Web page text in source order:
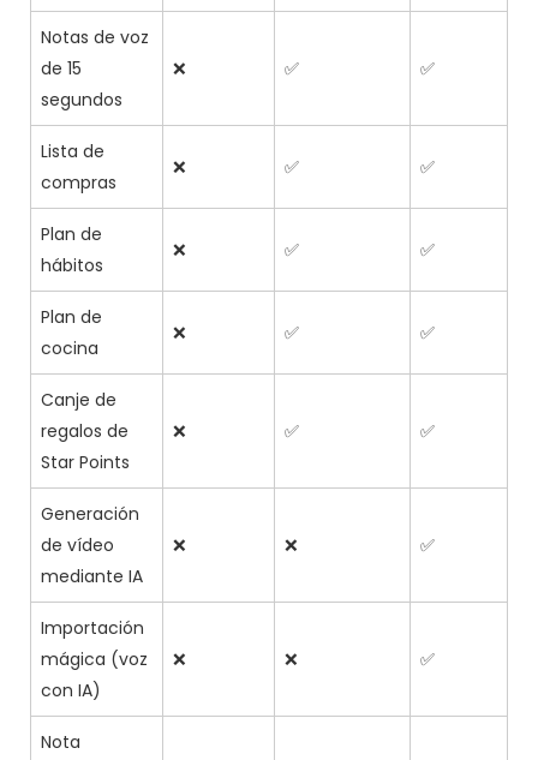
Notas de voz
de 15
segundos
❌ ✅ ✅
Lista de
compras
❌ ✅ ✅
Plan de
hábitos
❌ ✅ ✅
Plan de
cocina
❌ ✅ ✅
Canje de
regalos de
Star Points
❌ ✅ ✅
Generación
de vídeo
mediante IA
❌ ❌ ✅
Importación
mágica (voz
con IA)
❌ ❌ ✅
Nota